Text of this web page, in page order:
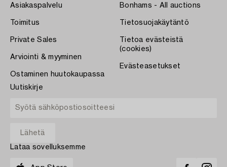
Asiakaspalvelu
Toimitus
Private Sales
Arviointi & myyminen
Ostaminen huutokaupassa
Bonhams - All auctions
Tietosuojakäytäntö
Tietoa evästeistä
(cookies)
Evästeasetukset
Uutiskirje
Lataa sovelluksemme